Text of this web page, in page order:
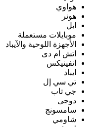
هواوي
هونر
ابل
موبايلات مستعملة
الأجهزة اللوحية والآيباد
اتش ام دى
انفينيكس
ايباد
تي سي إل
جي تاب
دوجى
سامسونج
شاومي